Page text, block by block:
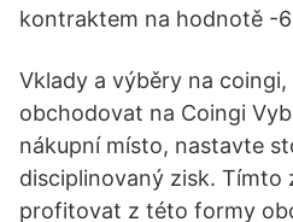
kontraktem na hodnotě -
Vklady a výběry na
obchodovat na Coingi
nákupní místo, nastavte
disciplinovaný zisk. Tímto
profitovat z této formy